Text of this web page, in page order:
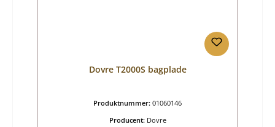
Dovre T2000S bagplade
Produktnummer: 01060146
Producent: Dovre